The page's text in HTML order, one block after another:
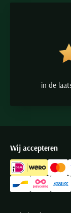
in de
Wij accepteren